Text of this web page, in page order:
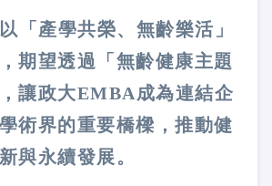
「產學共榮、無齡樂活」
期望透過「無齡健康主題
讓政大EMBA成為連結企
術界的重要橋樑，推動健
與永續發展。